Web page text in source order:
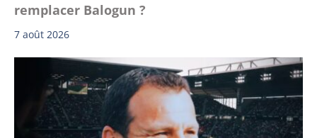
remplacer Balogun ?
7 août 2026